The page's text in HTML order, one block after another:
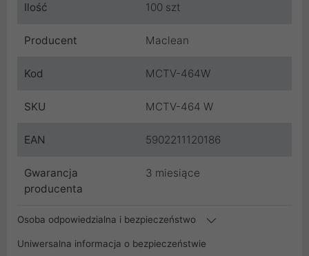
Ilość 100 szt
Producent Maclean
Kod MCTV-464W
SKU MCTV-464 W
EAN 5902211120186
Gwarancja
producenta
3 miesiące
Osoba odpowiedzialna i bezpieczeństwo
Uniwersalna informacja o bezpieczeństwie